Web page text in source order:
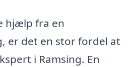
hjælp fra en
er det en stor fordel at
i Ramsing. En